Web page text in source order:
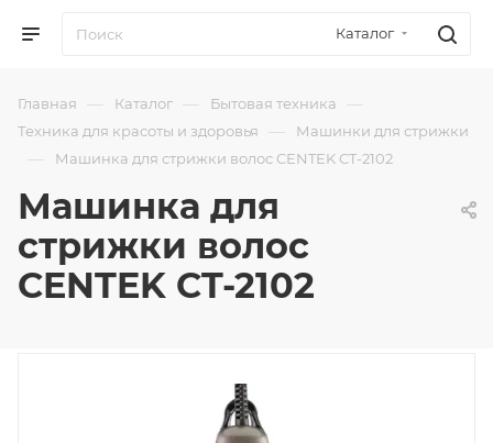
Каталог
Главная — Каталог — Бытовая техника —
Техника для красоты и здоровья — Машинки для стрижки
— Машинка для стрижки волос CENTEK CT-2102
Машинка для
стрижки волос
CENTEK CT-2102